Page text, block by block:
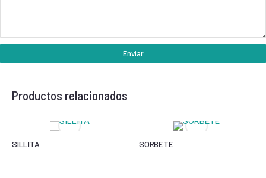
Enviar
Productos relacionados
SILLITA SORBETE